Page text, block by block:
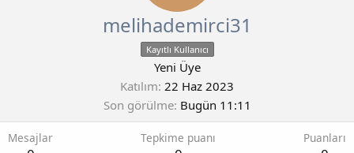
melihademirci31
Kayıtlı Kullanıcı
Yeni Üye
Katılım 22 Haz 2023
Son görülme Bugün 11:11
Mesajlar Tepkime puanı Puanları